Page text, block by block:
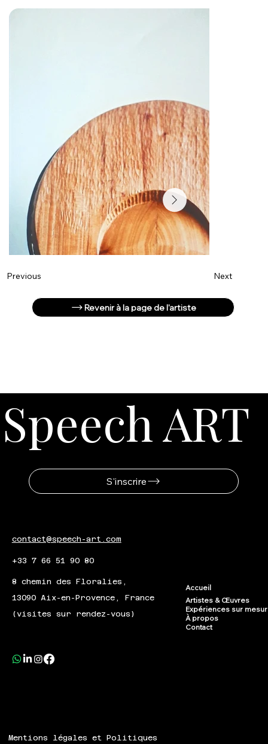
Previous Next
Revenir à la page de l'artiste
Speech ART
contact@speech-art.com
+33 7 66 51 90 80
8 chemin des Floralies,
13090 Aix-en-Provence, France
(visites sur rendez-vous)
Accueil
Artistes & Œuvres
Expériences sur
À propos
Contact
Mentions légales et Politiques
S'inscrire